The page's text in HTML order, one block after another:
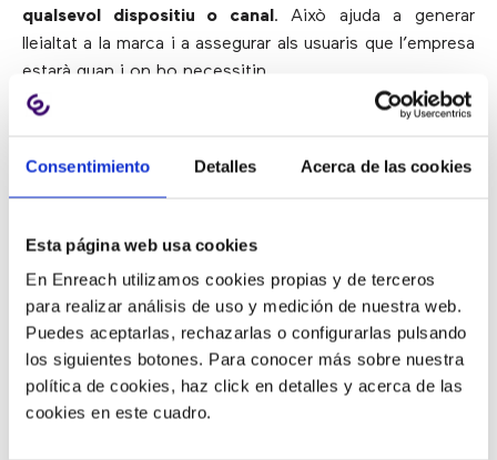
Consentimiento Detalles Acerca de las cookies
Esta página web usa cookies
En Enreach utilizamos cookies propias y de terceros
para realizar análisis de uso y medición de nuestra web.
Puedes aceptarlas, rechazarlas o configurarlas pulsando
los siguientes botones. Para conocer más sobre nuestra
política de cookies, haz click en detalles y acerca de las
cookies en este cuadro.
qualsevol dispositiu o canal . Això ajuda a generar
lleialtat a la marca i a assegurar als usuaris que l’empresa
estarà quan i on ho necessitin.
La tecnologia ha fet possible veure el que succeeix en
més del 60% de les trucades fallides d’atenció al client
podrien resoldre’s més fàcilment utilitzant un millor
Tenir una vista única del client permet a les empreses
gestionar aquest problema i satisfer les necessitats
omnicanal dels usuaris. Quan un client té experiències
consistents, una empresa pot recopilar més dades,
estalviar en recursos i temps, i comprar més.